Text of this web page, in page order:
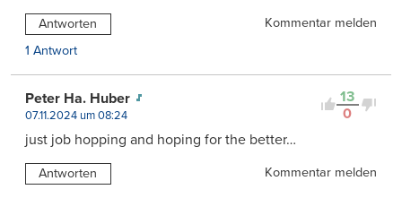
Antworten
Kommentar melden
1 Antwort
13
0
Peter Ha. Huber
07.11.2024 um 08:24
just job hopping and hoping for the better…
Antworten Kommentar melden